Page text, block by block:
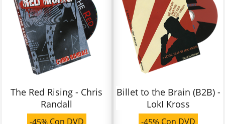
The Red Rising - Chris
Randall
Con DVD
Billet to the Brain (B2B) -
LokI Kross
Con DVD